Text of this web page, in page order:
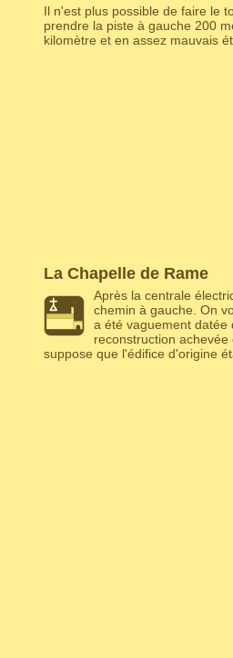
Il n'est plus possible de faire le
prendre la piste à gauche 200
kilomètre et en assez mauvais
La Chapelle de Rame
Après la centrale
chemin à gauche. On
a été vaguement datée
reconstruction
suppose que l'édifice d'origine